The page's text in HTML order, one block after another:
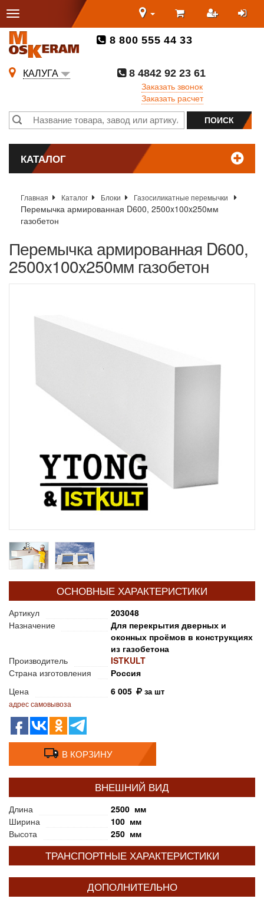
8 800 555 44 33
КАЛУГА
8 4842 92 23 61
Заказать звонок
Заказать расчет
КАТАЛОГ
Главная Каталог Блоки Газосиликатные перемычки
Перемычка армированная D600, 2500x100x250мм
газобетон
Перемычка армированная D600,
2500x100x250мм газобетон
ОСНОВНЫЕ ХАРАКТЕРИСТИКИ
Артикул
203048
Назначение
Для перекрытия дверных и
оконных проёмов в конструкциях
из газобетона
Производитель
ISTKULT
Страна изготовления
Россия
Цена
6 005 за шт
адрес самовывоза
В КОРЗИНУ
ВНЕШНИЙ ВИД
Длина
2500 мм
Ширина
100 мм
Высота
250 мм
ТРАНСПОРТНЫЕ ХАРАКТЕРИСТИКИ
ДОПОЛНИТЕЛЬНО